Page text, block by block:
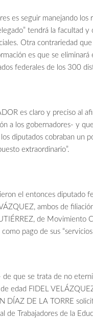
es seguir manejando los
tendrá la facultad y
Otra contrariedad
es que se eliminará
federales de los 300
es claro y preciso al
a los gobernadores- y
los diputados cobraban un
extraordinario”.
el entonces diputado
ambos de
de Movimiento
pago de sus “servicios
que se trata de no
edad FIDEL
DÍAZ DE LA TORRE
de Trabajadores de la